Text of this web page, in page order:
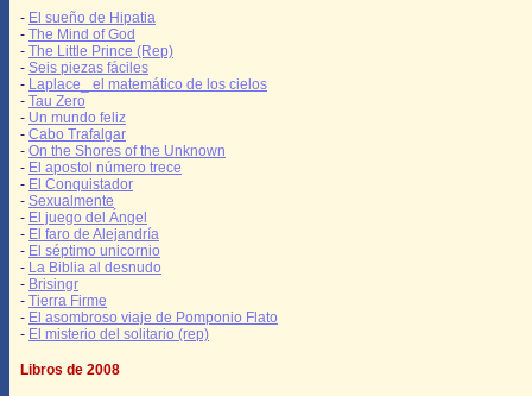
- El sueño de Hipatia
- The Mind of God
- The Little Prince (Rep)
- Seis piezas fáciles
- Laplace_ el matemático de los cielos
- Tau Zero
- Un mundo feliz
- Cabo Trafalgar
- On the Shores of the Unknown
- El apostol número trece
- El Conquistador
- Sexualmente
- El juego del Ángel
- El faro de Alejandría
- El séptimo unicornio
- La Biblia al desnudo
- Brisingr
- Tierra Firme
- El asombroso viaje de Pomponio Flato
- El misterio del solitario (rep)
Libros de 2008